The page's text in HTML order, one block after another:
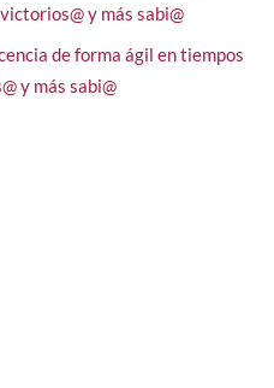
y más sabi@
de forma ágil en tiempos
y más sabi@